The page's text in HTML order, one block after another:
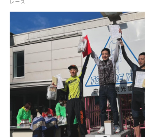
レース